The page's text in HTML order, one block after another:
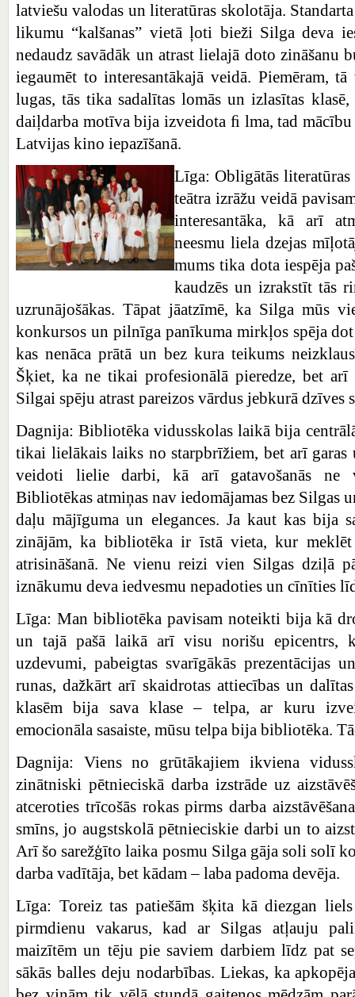
latviešu valodas un literatūras skolotāja.
likumu “kalšanas” vietā ļoti bieži Silga deva
nedaudz savādāk un atrast lielajā doto zināšanu
iegaumēt to interesantākajā veidā. Piemēram,
lugas, tās tika sadalītas lomās un izlasītas
daiļdarba motīva bija izveidota ﬁ lma, tad mācību
Latvijas kino iepazīšanā.
Līga: Obligātās literatūras
teātra izrāžu veidā
interesantāka, kā arī
neesmu liela dzejas
mums tika dota iespēja
kaudzēs un izrakstīt tās
uzrunājošākas. Tāpat jāatzīmē, ka Silga mūs
konkursos un pilnīga panīkuma mirkļos spēja
kas nenāca prātā un bez kura teikums
Šķiet, ka ne tikai profesionālā pieredze, bet
Silgai spēju atrast pareizos vārdus jebkurā dzīves
Dagnija: Bibliotēka vidusskolas laikā bija
tikai lielākais laiks no starpbrīžiem, bet arī garas
veidoti lielie darbi, kā arī gatavošanās ne
Bibliotēkas atmiņas nav iedomājamas bez Silgas
daļu mājīguma un elegances. Ja kaut kas bija
zinājām, ka bibliotēka ir īstā vieta, kur
atrisināšanā. Ne vienu reizi vien Silgas dziļā
iznākumu deva iedvesmu nepadoties un cīnīties
Līga: Man bibliotēka pavisam noteikti bija kā
un tajā pašā laikā arī visu norišu epicentrs,
uzdevumi, pabeigtas svarīgākās prezentācijas
runas, dažkārt arī skaidrotas attiecības un
klasēm bija sava klase – telpa, ar kuru
emocionāla sasaiste, mūsu telpa bija bibliotēka.
Dagnija: Viens no grūtākajiem ikviena
zinātniski pētnieciskā darba izstrāde uz
atceroties trīcošās rokas pirms darba
smīns, jo augstskolā pētnieciskie darbi un to
Arī šo sarežģīto laika posmu Silga gāja soli solī
darba vadītāja, bet kādam – laba padoma devēja.
Līga: Toreiz tas patiešām šķita kā diezgan liels
pirmdienu vakarus, kad ar Silgas atļauju
maizītēm un tēju pie saviem darbiem līdz pat
sākās balles deju nodarbības. Liekas, ka